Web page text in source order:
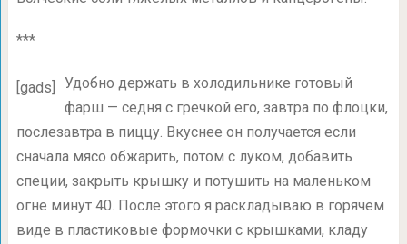
***
[gads]
Удобно держать в холодильнике готовый
фарш — седня с гречкой его, завтра по флоцки,
послезавтра в пиццу. Вкуснее он получается если
сначала мясо обжарить, потом с луком, добавить
специи, закрыть крышку и потушить на маленьком
огне минут 40. После этого я раскладываю в горячем
виде в пластиковые формочки с крышками, кладу